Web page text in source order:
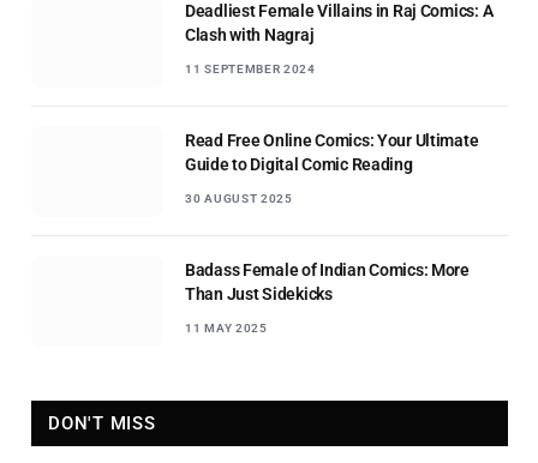
Deadliest Female Villains in Raj Comics: A
Clash with Nagraj
11 SEPTEMBER 2024
Read Free Online Comics: Your Ultimate
Guide to Digital Comic Reading
30 AUGUST 2025
Badass Female of Indian Comics: More
Than Just Sidekicks
11 MAY 2025
DON'T MISS